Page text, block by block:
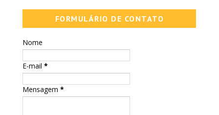
FORMULÁRIO DE CONTATO
Nome
E-mail*
Mensagem*